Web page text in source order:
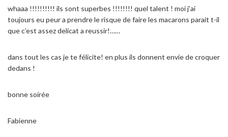
whaaa !!!!!!!!!! ils sont superbes !!!!!!!! quel talent ! moi j’ai
toujours eu peur a prendre le risque de faire les macarons parait t-il
que c’est assez delicat a reussir!……
dans tout les cas je te félicite! en plus ils donnent envie de croquer
dedans !
bonne soirée
Fabienne